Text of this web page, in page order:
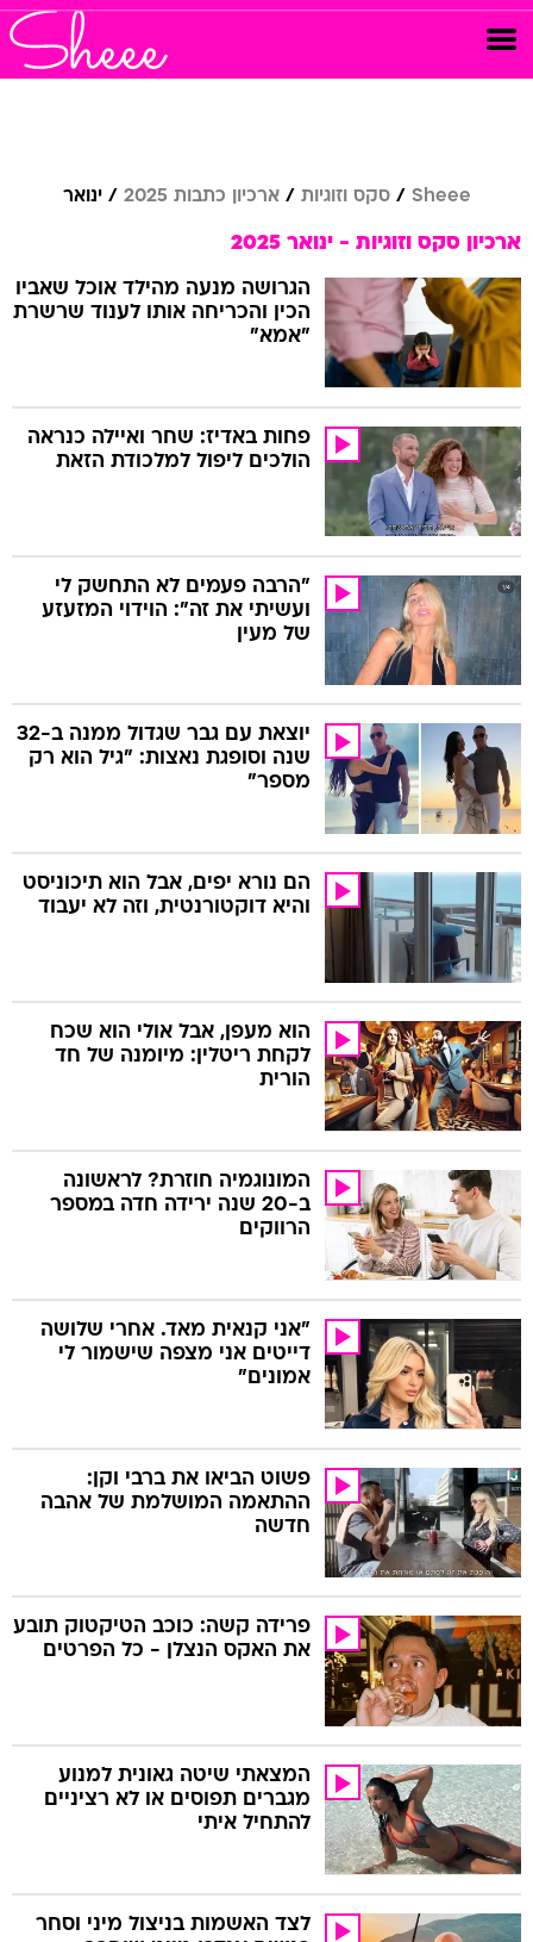
Sheee סקס וזוגיות ארכיון כתבות 2025 ינואר
ארכיון סקס וזוגיות - ינואר 2025
הגרושה מנעה מהילד אוכל שאביו
הכין והכריחה אותו לענוד שרשרת
"אמא"
פחות באדיז: שחר ואיילה כנראה
הולכים ליפול למלכודת הזאת
"הרבה פעמים לא התחשק לי
ועשיתי את זה": הוידוי המזעזע
של מעין
יוצאת עם גבר שגדול ממנה ב-32
שנה וסופגת נאצות: "גיל הוא רק
מספר"
הם נורא יפים, אבל הוא תיכוניסט
והיא דוקטורנטית, וזה לא יעבוד
הוא מעפן, אבל אולי הוא שכח
לקחת ריטלין: מיומנה של חד
הורית
המונוגמיה חוזרת? לראשונה
ב-20 שנה ירידה חדה במספר
הרווקים
"אני קנאית מאד. אחרי שלושה
דייטים אני מצפה שישמור לי
אמונים"
פשוט הביאו את ברבי וקן:
ההתאמה המושלמת של אהבה
חדשה
פרידה קשה: כוכב הטיקטוק תובע
את האקס הנצלן - כל הפרטים
המצאתי שיטה גאונית למנוע
מגברים תפוסים או לא רציניים
להתחיל איתי
לצד האשמות בניצול מיני וסחר